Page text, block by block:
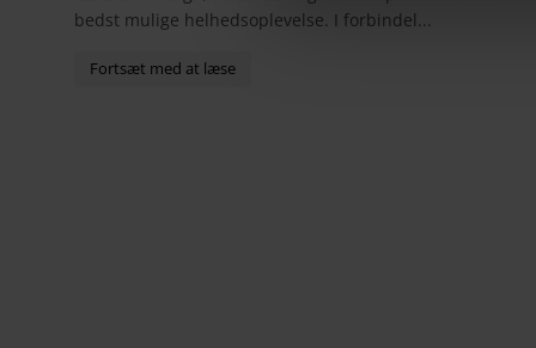
a
bedst mulige helhedsoplevelse. I forbindel...